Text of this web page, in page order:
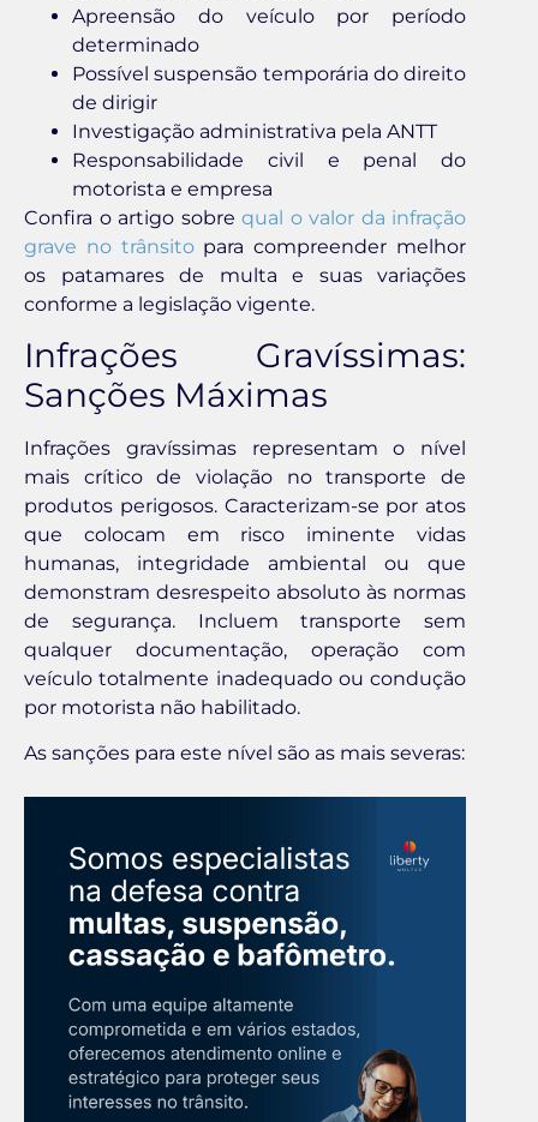
Apreensão do veículo por período
determinado
Possível suspensão temporária do direito
de dirigir
Investigação administrativa pela ANTT
Responsabilidade civil e penal do
motorista e empresa
Confira o artigo sobre qual o valor da infração
grave no trânsitopara compreender melhor
os patamares de multa e suas variações
conforme a legislação vigente.
Infrações Gravíssimas:
Sanções Máximas
Infrações gravíssimas representam o nível
mais crítico de violação no transporte de
produtos perigosos. Caracterizam-se por atos
que colocam em risco iminente vidas
humanas, integridade ambiental ou que
demonstram desrespeito absoluto às normas
de segurança. Incluem transporte sem
qualquer documentação, operação com
veículo totalmente inadequado ou condução
por motorista não habilitado.
As sanções para este nível são as mais severas: